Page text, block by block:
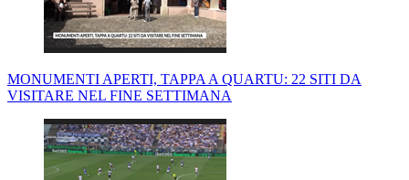
MONUMENTI APERTI, TAPPA A QUARTU: 22 SITI DA
VISITARE NEL FINE SETTIMANA